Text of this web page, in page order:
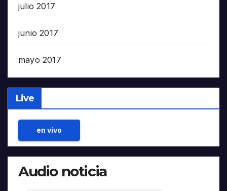
julio 2017
junio 2017
mayo 2017
Live
en vivo
Audio noticia